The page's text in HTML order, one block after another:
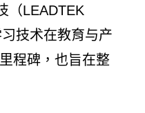
（LEADTEK
技术在教育与产
程碑，也旨在整